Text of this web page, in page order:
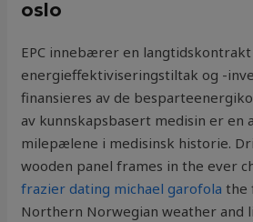
oslo
EPC innebærer en
energieffektiviseringstiltak og -
finansieres av de
av kunnskapsbasert medisin er en
milepælene i medisinsk historie.
wooden panel frames in the ever
frazier dating michael garofola the
Northern Norwegian weather and